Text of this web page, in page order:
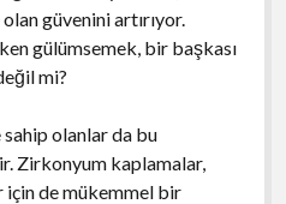
güvenini artırıyor.
gülümsemek, bir başkası
mi?
sahip olanlar da bu
Zirkonyum kaplamalar,
de mükemmel bir